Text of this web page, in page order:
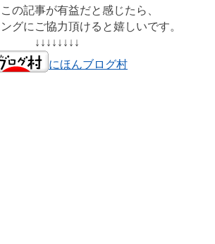
の記事が有益だと感じたら、
グにご協力頂けると嬉しいです。
↓↓↓↓↓↓↓↓
にほんブログ村